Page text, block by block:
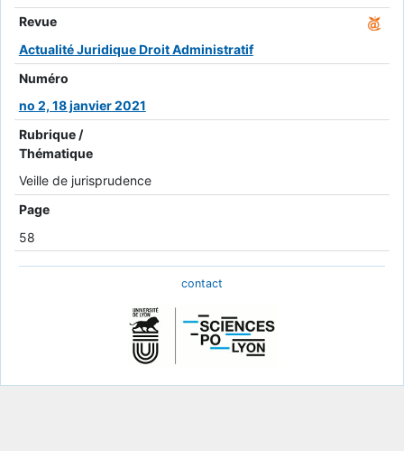
Revue
Actualité Juridique Droit Administratif
Numéro
no 2, 18 janvier 2021
Rubrique /
Thématique
Veille de jurisprudence
Page
58
contact